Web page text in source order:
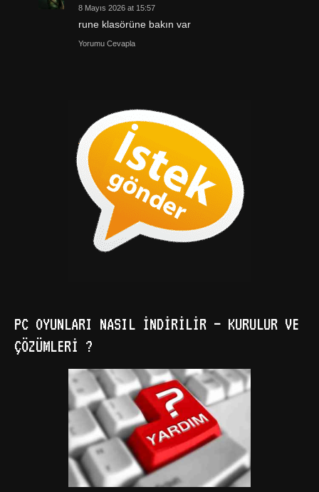
8 Mayıs 2026 at 15:57
rune klasörüne bakın var
Yorumu Cevapla
PC OYUNLARI NASIL İNDIRILIR – KURULUR VE
ÇÖZÜMLERI ?